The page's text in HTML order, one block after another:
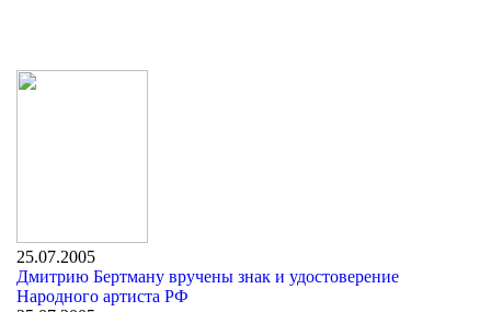
25.07.2005
Дмитрию Бертману вручены знак и удостоверение
Народного артиста РФ